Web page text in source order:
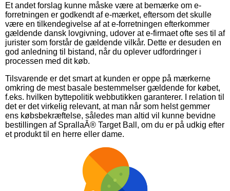
Et andet forslag kunne måske være at bemærke om e-
forretningen er godkendt af e-mærket, eftersom det skulle
være en tilkendegivelse af at e-forretningen efterkommer
gældende dansk lovgivning, udover at e-firmaet ofte ses til af
jurister som forstår de gældende vilkår. Dette er desuden en
god anledning til bistand, når du oplever udfordringer i
processen med dit køb.
Tilsvarende er det smart at kunden er oppe på mærkerne
omkring de mest basale bestemmelser gældende for købet,
f.eks. hvilken byttepolitik webbutikken garanterer. I relation til
det er det virkelig relevant, at man når som helst gemmer
ens købsbekræftelse, således man altid vil kunne bevidne
bestillingen af SprallaÂ® Target Ball, om du er på udkig efter
et produkt til en herre eller dame.